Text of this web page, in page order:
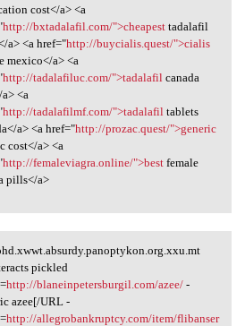
cost</a> <a
http://bxtadalafil.com/">cheapesttadalafil
a> <a href="http://buycialis.quest/">cialis
mexico</a> <a
http://tadalafiluc.com/">tadalafil canada
<a
http://tadalafilmf.com/">tadalafil tablets
a> <a href="http://prozac.quest/">generic
cost</a> <a
http://femaleviagra.online/">bestfemale
pills</a>
pickled
http://blaneinpetersburgil.com/azee/-
azee[/URL -
http://allegrobankruptcy.com/item/flibanser